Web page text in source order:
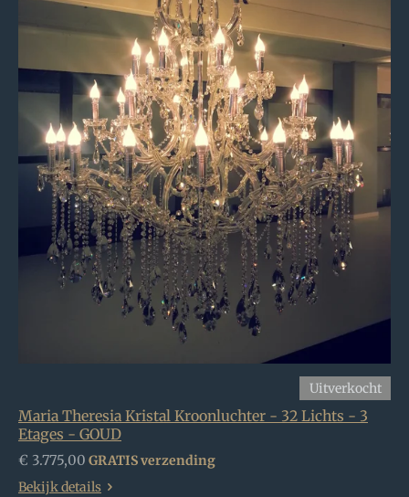
Uitverkocht
Maria Theresia Kristal Kroonluchter - 32 Lichts - 3
Etages - GOUD
€ 3.775,00 GRATIS verzending
Bekijk details